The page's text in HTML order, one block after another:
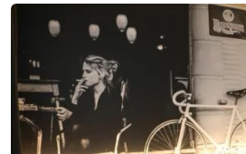
kindern
Übernachten
Appartements
Campingplätze